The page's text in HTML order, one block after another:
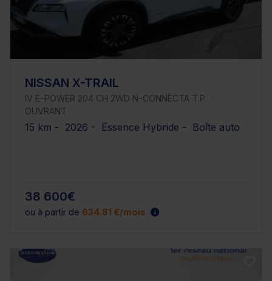
NISSAN X-TRAIL
IV E-POWER 204 CH 2WD N-CONNECTA T.P.
OUVRANT
15 km - 2026 - Essence Hybride - Boîte auto
38 600€
ou à partir de 634.81 €/mois